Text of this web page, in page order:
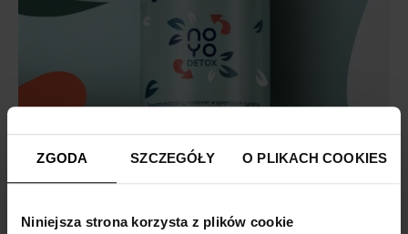
ZGODA SZCZEGÓŁY O PLIKACH COOKIES
Niniejsza strona korzysta z plików cookie